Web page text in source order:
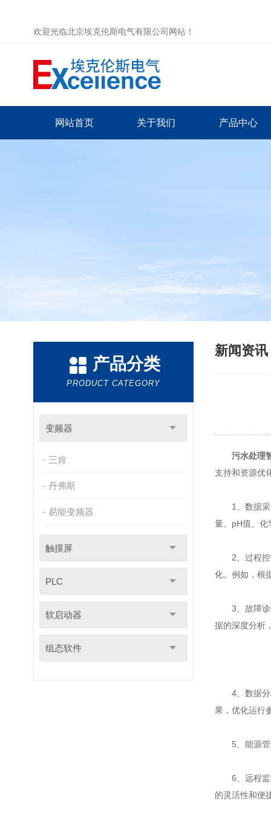
欢迎光临北京埃克伦斯电气有限公司网站！
网站首页 关于我们 产品中心
产品分类
PRODUCT CATEGORY
变频器
三肯
丹弗斯
易能变频器
触摸屏
PLC
软启动器
组态软件
新闻资讯
污水处理
支持和资源优
1、数据采
量、pH值、化
2、过程控制
化。例如，根
3、故障诊断
据的深度分析
4、数据分析
果，优化运行
5、能源管理
6、远程监控
的灵活性和便